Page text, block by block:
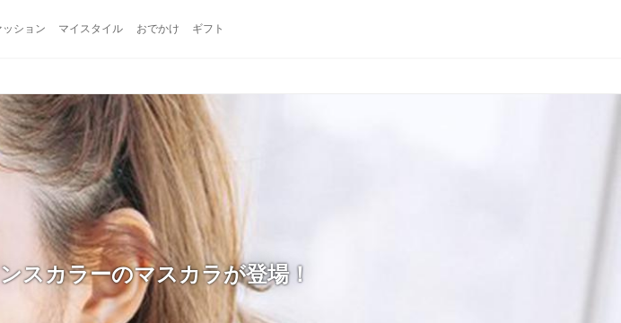
ッション マイスタイル おでかけ ギフト
スカラーのマスカラが登場！